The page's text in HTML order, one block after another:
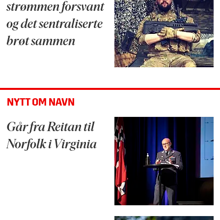
strømmen forsvant
og det sentraliserte
brøt sammen
NYTT OM NAVN
Går fra Reitan til
Norfolk i Virginia